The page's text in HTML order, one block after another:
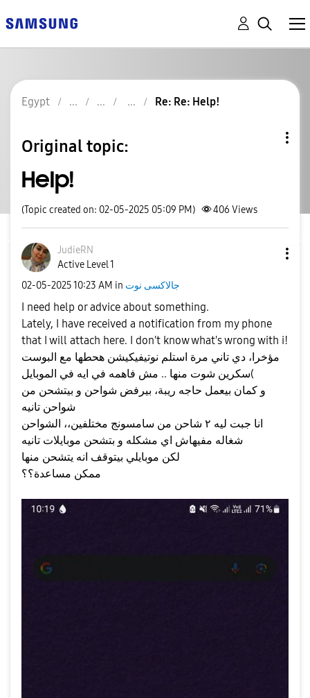
Egypt Re: Re: Help!
Original topic:
Help!
(Topic created on: 02-05-2025 05:09 PM) 406 Views
JudieRN
Active Level 1
‎02-05-202510:23 AM in جالاكسى نوت
I need help or advice about something.
Lately, I have received a notification from my phone
that I will attach here. I don't know what's wrong with i!
مؤخرا، دي تاني مرة استلم نوتيفيكيشن هحطها مع البوست
و كمان بيعمل حاجه ريبة، بيرفض شواحن و بيتشحن من
شواحن تانيه
انا جبت ليه ٢ شاحن من سامسونج مختلفين،، الشواحن
شغاله مفيهاش اي مشكله و بتشحن موبايلات تانيه
لكن موبايلي بيتوقف انه يتشحن منها